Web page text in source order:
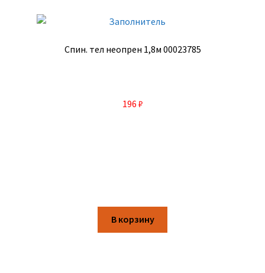
Спин. тел неопрен 1,8м 00023785
196 ₽
В корзину